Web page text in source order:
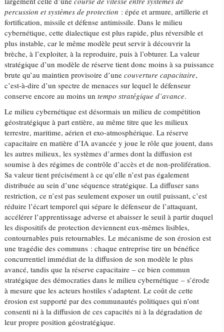
percussion et systèmes de protection : épée et armure, artillerie et
fortification, missile et défense antimissile. Dans le milieu
cybernétique, cette dialectique est plus rapide, plus réversible et
plus instable, car le même modèle peut servir à découvrir la
brèche, à l’exploiter, à la reproduire, puis à l’obturer. La valeur
stratégique d’un modèle de réserve tient donc moins à sa puissance
brute qu’au maintien provisoire d’unecouverture capacitaire,
c’est-à-dire d’un spectre de menaces sur lequel le défenseur
conserve encore au moins untempo stratégique d’avance.
Le milieu cybernétique est désormais un milieu de compétition
géostratégique à part entière, au même titre que les milieux
terrestre, maritime, aérien et exo-atmosphérique. La réserve
capacitaire en matière d’IA avancée y joue le rôle que jouent, dans
les autres milieux, les systèmes d’armes dont la diffusion est
soumise à des régimes de contrôle d’accès et de non-prolifération.
Sa valeur tient précisément à ce qu’elle n’est pas également
distribuée au sein d’une séquence stratégique. La diffuser sans
restriction, ce n’est pas seulement exposer un outil puissant, c’est
réduire l’écart temporel qui sépare le défenseur de l’attaquant,
accélérer l’apprentissage adverse et abaisser le seuil à partir duquel
les dispositifs de protection deviennent eux-mêmes lisibles,
contournables puis retournables. Le mécanisme de son érosion est
une tragédie des communs : chaque entreprise tire un bénéfice
concurrentiel immédiat de la diffusion de son modèle le plus
avancé, tandis que la réserve capacitaire – ce bien commun
stratégique des démocraties dans le milieu cybernétique – s’érode
à mesure que les acteurs hostiles s’adaptent. Le coût de cette
érosion est supporté par des communautés politiques qui n’ont
consenti ni à la diffusion de ces capacités ni à la dégradation de
leur propre position géostratégique.